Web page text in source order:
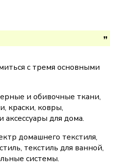
с тремя основными
и обивочные ткани,
краски, ковры,
аксессуары для дома.
домашнего текстиля,
текстиль для ванной,
системы.